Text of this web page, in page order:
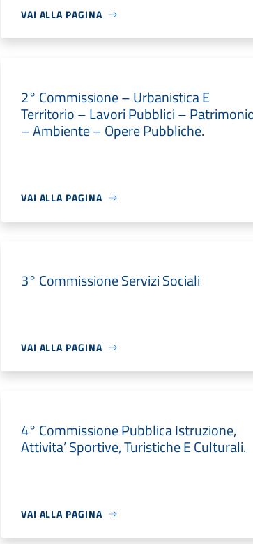
VAI ALLA PAGINA
2° Commissione – Urbanistica E
Territorio – Lavori Pubblici –
– Ambiente – Opere Pubbliche.
VAI ALLA PAGINA
3° Commissione Servizi Sociali
VAI ALLA PAGINA
4° Commissione Pubblica Istruzione,
Attivita’ Sportive, Turistiche E Culturali.
VAI ALLA PAGINA